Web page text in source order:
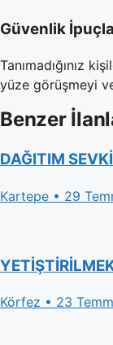
Güvenlik
Tanımadığınız
yüze görüşmeyi
Benzer
DAĞITIM
Kartepe • 29
Körfez • 23